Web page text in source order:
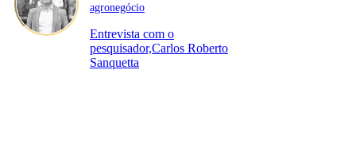
agronegócio
Entrevista com o
pesquisador,Carlos Roberto
Sanquetta